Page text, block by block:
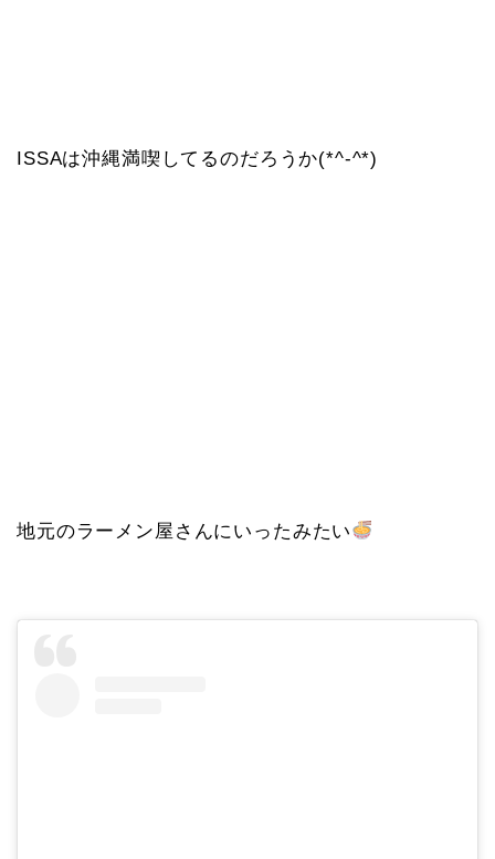
ISSAは沖縄満喫してるのだろうか(*^-^*)
地元のラーメン屋さんにいったみたい